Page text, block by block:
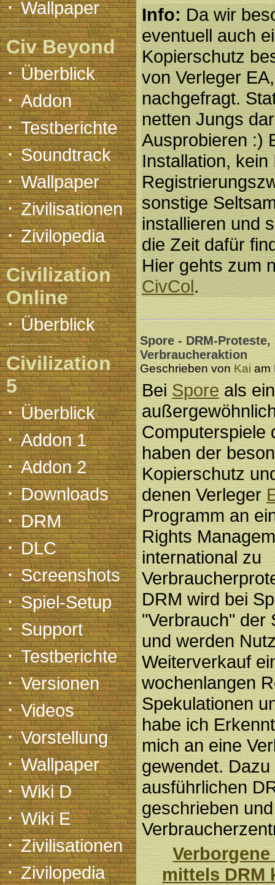
·Wallpaper
Civ Beyond
·Überblick
·Addon
·Testberichte
·Soundtrack
·Wallpaper
·Zivilisationen
·Zivilopedia
Civilization
Online
·Überblick
Civilization
5
·Überblick
·Addon 1
·Addon 2
·Downloads
·DRM
·DLC
·Screenshots
·Spiel-Setup
·Support
·Testberichte
·Versionen
·Videos
·Vorstellung
·Wallpaper
·Wiki D
·Wiki E
·Zivilisationen
·Zivilopedia
Info:Da wir
eventuell auch
Kopierschutz
von Verleger
nachgefragt.
netten Jungs
Ausprobieren :)
Installation,
sonstige
installieren und
die Zeit dafür
Hier gehts zum
CivCol.
Spore - DRM-
Verbraucheraktion
Geschrieben von Kaiam
BeiSporeals
Computerspiele
haben der
Kopierschutz
denen Verleger
Programm an
Rights
international zu
DRM wird bei
"Verbrauch" der
und werden
Weiterverkauf
wochenlangen
Spekulationen
habe ich
mich an eine
gewendet.
ausführlichen
geschrieben
mittels